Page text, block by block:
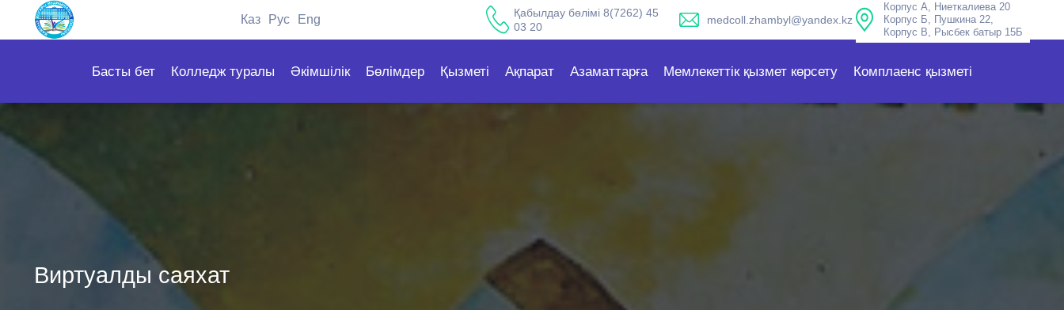
Каз Рус Eng
Қабылдау бөлімі 8(7262) 45
03 20
medcoll.zhambyl@yandex.kz
Корпус А, Ниеткалиева 20
Корпус Б, Пушкина 22,
Корпус В, Рысбек батыр 15Б
Басты бет Колледж туралы Әкімшілік Бөлімдер Қызметі Ақпарат Азаматтарға Мемлекеттік қызмет көрсету Комплаенс қызметі
Виртуалды саяхат